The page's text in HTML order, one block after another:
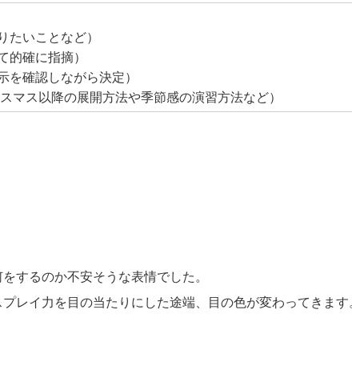
いことなど）
確に指摘）
確認しながら決定）
ス以降の展開方法や季節感の演習方法など）
するのか不安そうな表情でした。
レイ力を目の当たりにした途端、目の色が変わってきます